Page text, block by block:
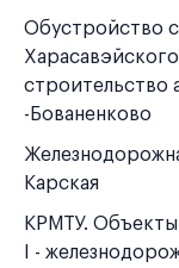
Обустройство
строительство
-Бованенково
Карская
КРМТУ.
I -